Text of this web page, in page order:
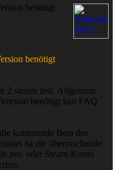
benötigt
benötigt
2 stehen fest. Allgemein
benötigt laut FAQ
kommende Beta des
ist die überraschende
oder Steam-Konto